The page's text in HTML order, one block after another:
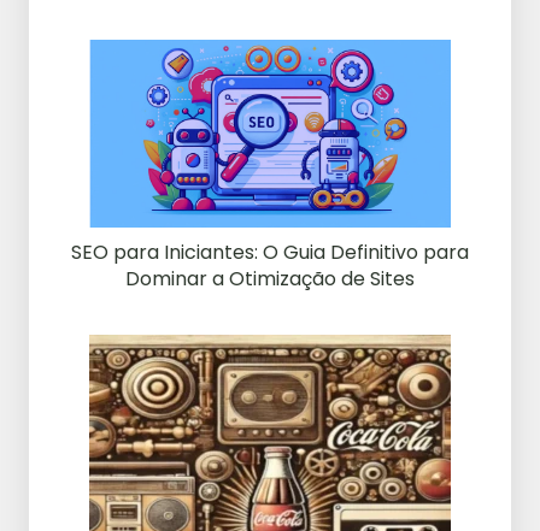
SEO para Iniciantes: O Guia Definitivo para
Dominar a Otimização de Sites